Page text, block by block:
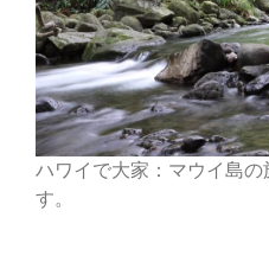
ハワイで大家：マウイ島
す。